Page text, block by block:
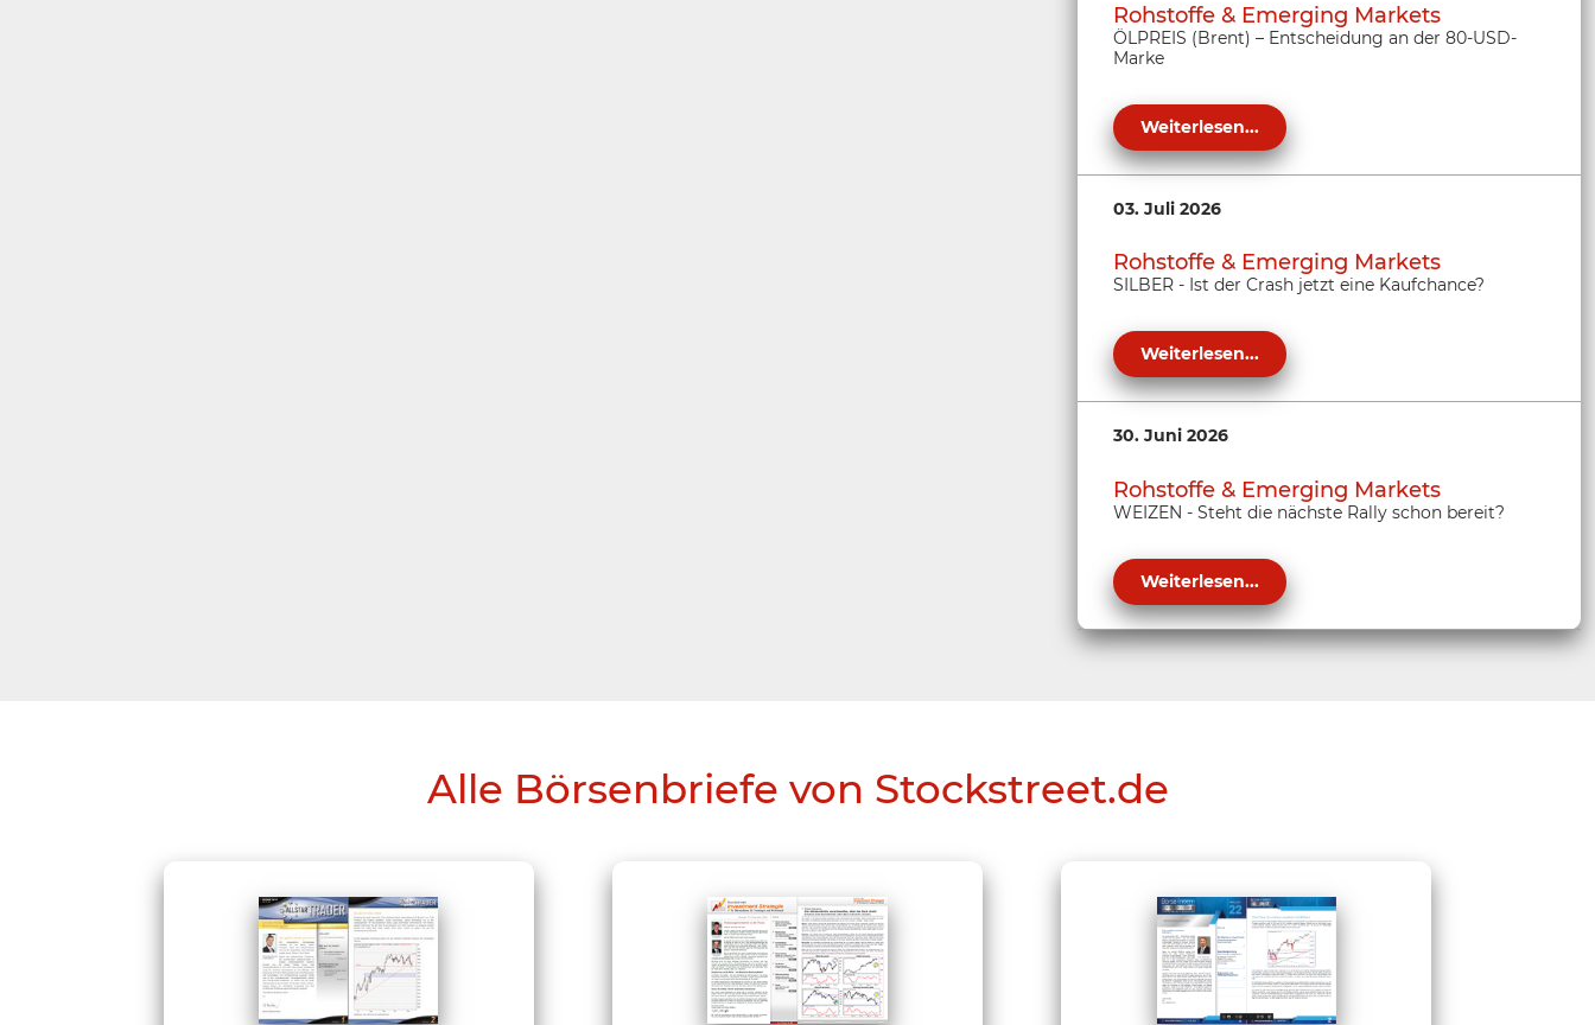
Rohstoffe & Emerging Markets
ÖLPREIS (Brent) – Entscheidung an der 80-USD-
Marke
Weiterlesen...
03. Juli 2026
Rohstoffe & Emerging Markets
SILBER - Ist der Crash jetzt eine Kaufchance?
Weiterlesen...
30. Juni 2026
Rohstoffe & Emerging Markets
WEIZEN - Steht die nächste Rally schon bereit?
Weiterlesen...
Alle Börsenbriefe von Stockstreet.de